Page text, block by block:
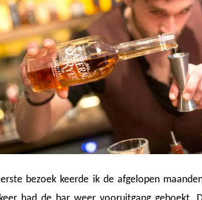
bezoek keerde ik de afgelopen